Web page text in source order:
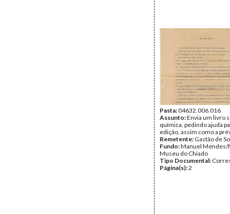
Pasta:04632.006.016
Assunto:Envia um livro
química, pedindo ajuda
edição, assim como a
Remetente: Gastão de
Fundo:Manuel Mendes/
Museu do Chiado
Tipo Documental:
Página(s):2